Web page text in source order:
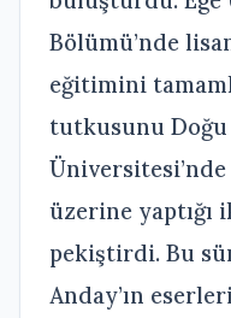
Bölümü’nde
eğitimini
tutkusunu
üzerine yaptığı
pekiştirdi. Bu
Anday’ın